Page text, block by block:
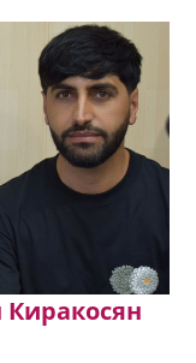
Киракосян